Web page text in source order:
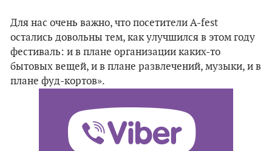
Для нас очень важно, что посетители A-fest
остались довольны тем, как улучшился в этом году
фестиваль: и в плане организации каких-то
бытовых вещей, и в плане развлечений, музыки, и в
плане фуд-кортов».